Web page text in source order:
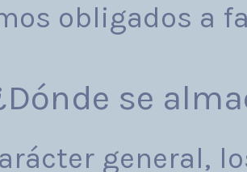
obligados a
se
general,